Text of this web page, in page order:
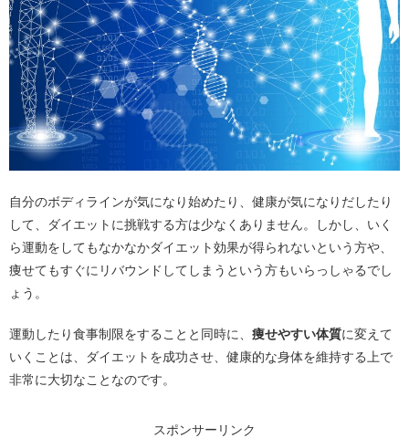
自分のボディラインが気になり始めたり、健康が気になりだしたり
して、ダイエットに挑戦する方は少なくありません。しかし、いく
ら運動をしてもなかなかダイエット効果が得られないという方や、
痩せてもすぐにリバウンドしてしまうという方もいらっしゃるでし
ょう。
運動したり食事制限をすることと同時に、 痩せやすい体質に変えて
いくことは、ダイエットを成功させ、健康的な身体を維持する上で
非常に大切なことなのです。
スポンサーリンク